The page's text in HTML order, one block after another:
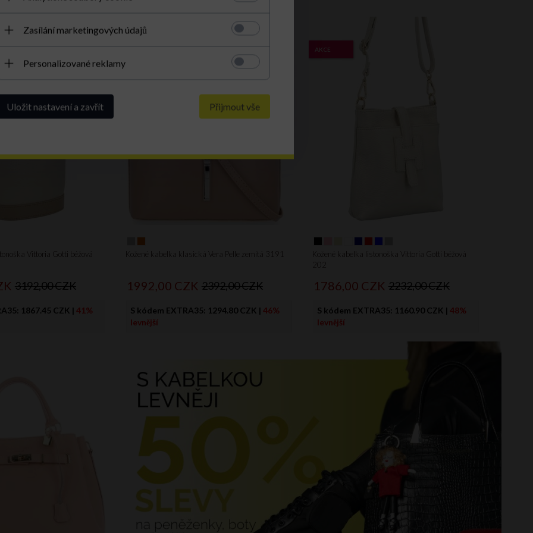
Vittoria Gotti béžová
3192,00 CZK
1867.45 CZK | 41%
Kožené kabelka klasická Vera Pelle zemitá 3191
1992, 00 CZK 2392,00 CZK
S kódem EXTRA35: 1294.80 CZK | 46%
levnější
Kožené kabelka listonoška Vittoria Gotti béžová
AKCE
1786, 00 CZK 2232,00 CZK
S kódem EXTRA35: 1160.90 CZK | 48%
levnější
Zasílání marketingových údajů
Personalizované reklamy
Uložit nastavení a zavřít Přijmout vše